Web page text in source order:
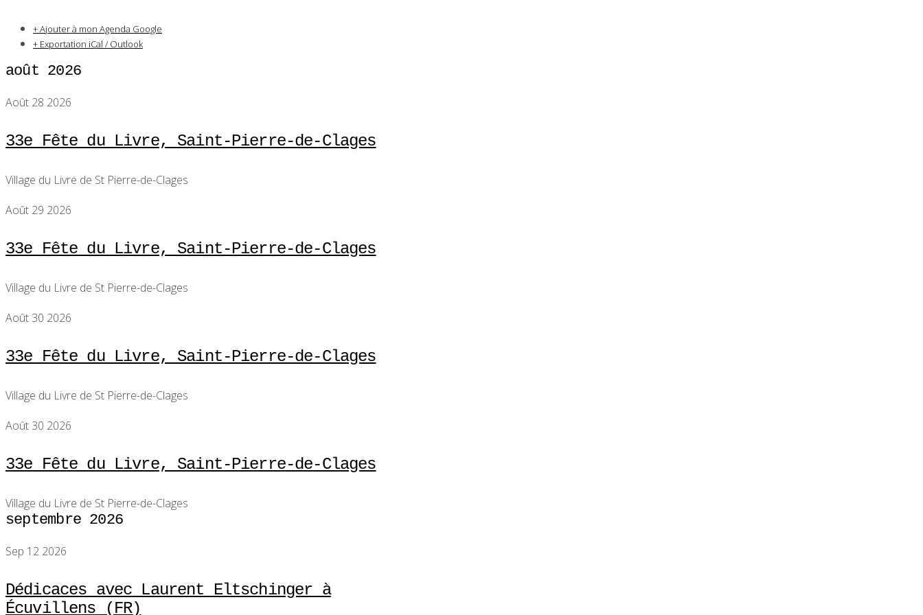
+ Ajouter à mon Agenda Google
+ Exportation iCal / Outlook
août 2026
Août 28 2026
33e Fête du Livre, Saint-Pierre-de-Clages
Village du Livre de St Pierre-de-Clages
Août 29 2026
33e Fête du Livre, Saint-Pierre-de-Clages
Village du Livre de St Pierre-de-Clages
Août 30 2026
33e Fête du Livre, Saint-Pierre-de-Clages
Village du Livre de St Pierre-de-Clages
Août 30 2026
33e Fête du Livre, Saint-Pierre-de-Clages
Village du Livre de St Pierre-de-Clages
septembre 2026
Sep 12 2026
Dédicaces avec Laurent Eltschinger à
Écuvillens (FR)